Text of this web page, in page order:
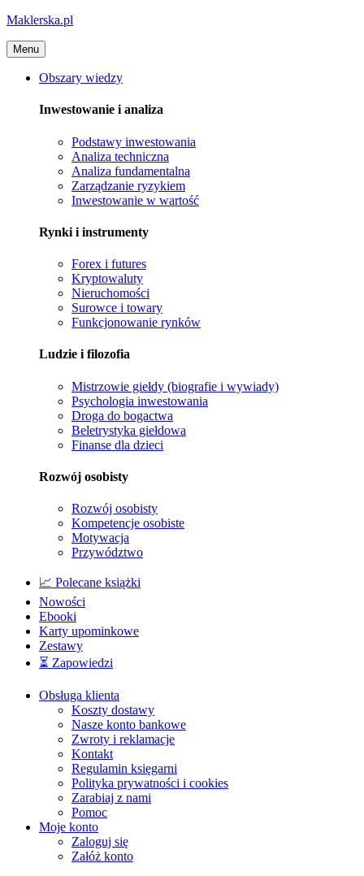
Maklerska.pl
Menu
Obszary wiedzy
Inwestowanie i analiza
Podstawy inwestowania
Analiza techniczna
Analiza fundamentalna
Zarządzanie ryzykiem
Inwestowanie w wartość
Rynki i instrumenty
Forex i futures
Kryptowaluty
Nieruchomości
Surowce i towary
Funkcjonowanie rynków
Ludzie i filozofia
Mistrzowie giełdy (biografie i wywiady)
Psychologia inwestowania
Droga do bogactwa
Beletrystyka giełdowa
Finanse dla dzieci
Rozwój osobisty
Rozwój osobisty
Kompetencje osobiste
Motywacja
Przywództwo
📈 Polecane książki
Nowości
Ebooki
Karty upominkowe
Zestawy
⏳ Zapowiedzi
Obsługa klienta
Koszty dostawy
Nasze konto bankowe
Zwroty i reklamacje
Kontakt
Regulamin księgarni
Polityka prywatności i cookies
Zarabiaj z nami
Pomoc
Moje konto
Zaloguj się
Załóż konto